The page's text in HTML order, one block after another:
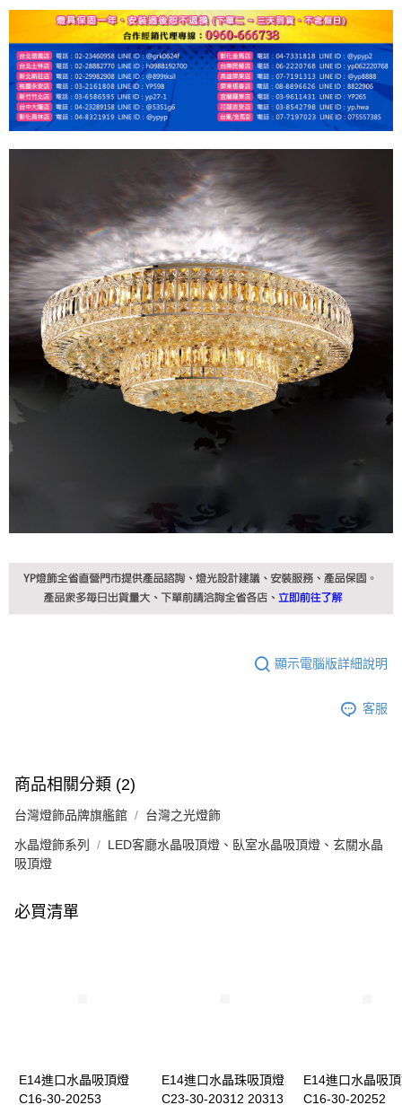
顯示電腦版詳細說明
客服
商品相關分類 (2)
台灣燈飾品牌旗艦館 台灣之光燈飾
水晶燈飾系列
LED客廳水晶吸頂燈、臥室水晶吸頂燈、玄關水晶
吸頂燈
必買清單
E14進口水晶吸頂燈
C16-30-20253
E14進口水晶珠吸頂燈
C23-30-20312 20313
E14進口水晶吸
C16-30-20252